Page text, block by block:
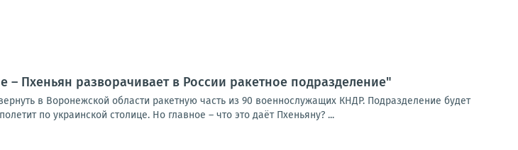
Пхеньян разворачивает в России ракетное подразделение"
в Воронежской области ракетную часть из 90 военнослужащих КНДР. Подразделение будет
по украинской столице. Но главное – что это даёт Пхеньяну? ...